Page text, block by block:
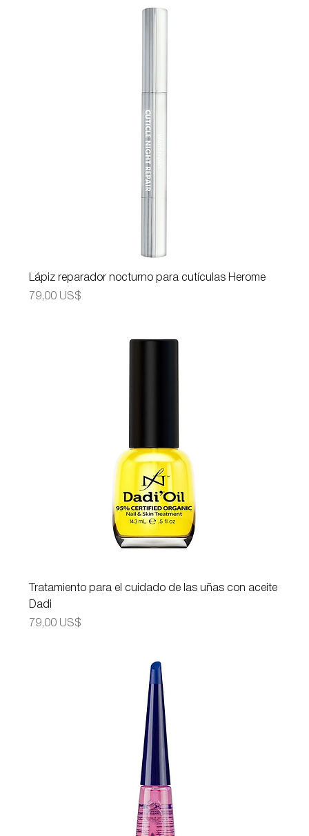
Lápiz reparador nocturno para cutículas Herome
Precio
79,00 US$
Tratamiento para el cuidado de las uñas con aceite
Dadi
Precio
79,00 US$